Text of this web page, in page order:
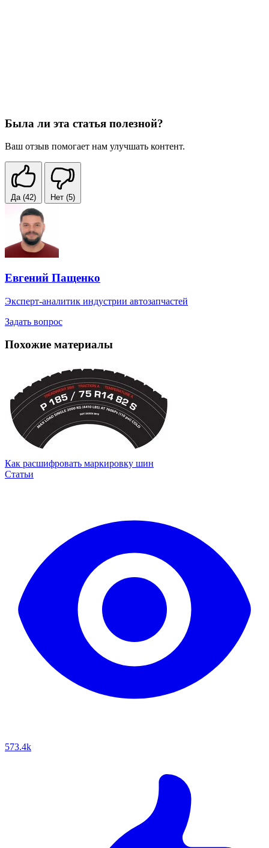
Была ли эта статья полезной?
Ваш отзыв помогает нам улучшать контент.
Да (42) Нет (5)
Евгений Пащенко
Эксперт-аналитик индустрии автозапчастей
Задать вопрос
Похожие материалы
Как расшифровать маркировку шин
Статьи
573.4k